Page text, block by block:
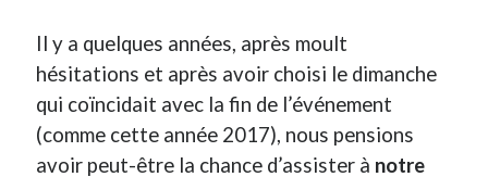
Derniers Commentaires
Entretien ménagerdansT’as vu quoi ? #52
JFdansC’était pas mieux avant… à Lyon
littlecelt
Comment j’ai opéré ma vélorution toute personnelle
Il y a quelques années, après moult
hésitations et après avoir choisi le dimanche
qui coïncidait avec la fin de l’événement
(comme cette année 2017), nous pensions
avoir peut-être la chance d’assister à notre